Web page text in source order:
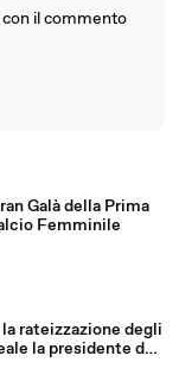
con il commento
Galà della Prima
Femminile
rateizzazione degli
la presidente del